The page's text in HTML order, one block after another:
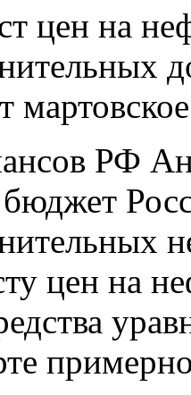
цен на
РФ
цен на